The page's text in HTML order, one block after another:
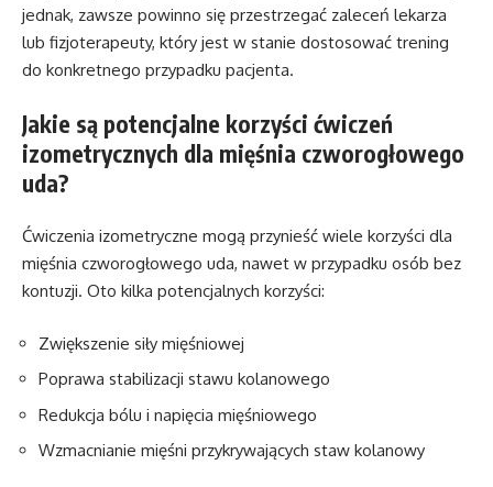
jednak, zawsze powinno się przestrzegać zaleceń lekarza
lub fizjoterapeuty, który jest w stanie dostosować trening
do konkretnego przypadku pacjenta.
Jakie są potencjalne korzyści ćwiczeń
izometrycznych dla mięśnia czworogłowego
uda?
Ćwiczenia izometryczne mogą przynieść wiele korzyści dla
mięśnia czworogłowego uda, nawet w przypadku osób bez
kontuzji. Oto kilka potencjalnych korzyści:
Zwiększenie siły mięśniowej
Poprawa stabilizacji stawu kolanowego
Redukcja bólu i napięcia mięśniowego
Wzmacnianie mięśni przykrywających staw kolanowy